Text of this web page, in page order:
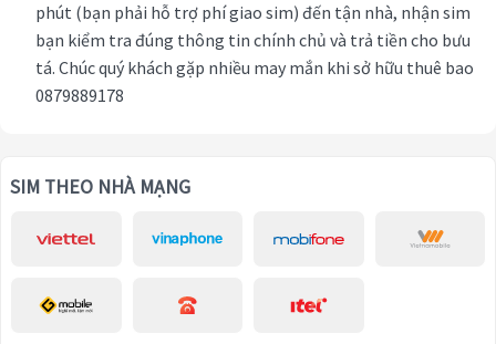
phút (bạn phải hỗ trợ phí giao sim) đến tận nhà, nhận sim
bạn kiểm tra đúng thông tin chính chủ và trả tiền cho bưu
tá. Chúc quý khách gặp nhiều may mắn khi sở hữu thuê bao
0879889178
SIM THEO NHÀ MẠNG